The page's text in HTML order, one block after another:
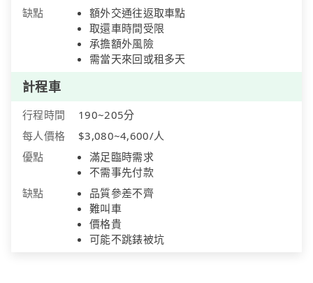
缺點
額外交通往返取車點
取還車時間受限
承擔額外風險
需當天來回或租多天
計程車
行程時間
190~205分
每人價格
$3,080~4,600/人
優點
滿足臨時需求
不需事先付款
缺點
品質參差不齊
難叫車
價格貴
可能不跳錶被坑